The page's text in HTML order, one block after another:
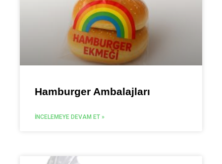
Hamburger Ambalajları
İNCELEMEYE DEVAM ET »